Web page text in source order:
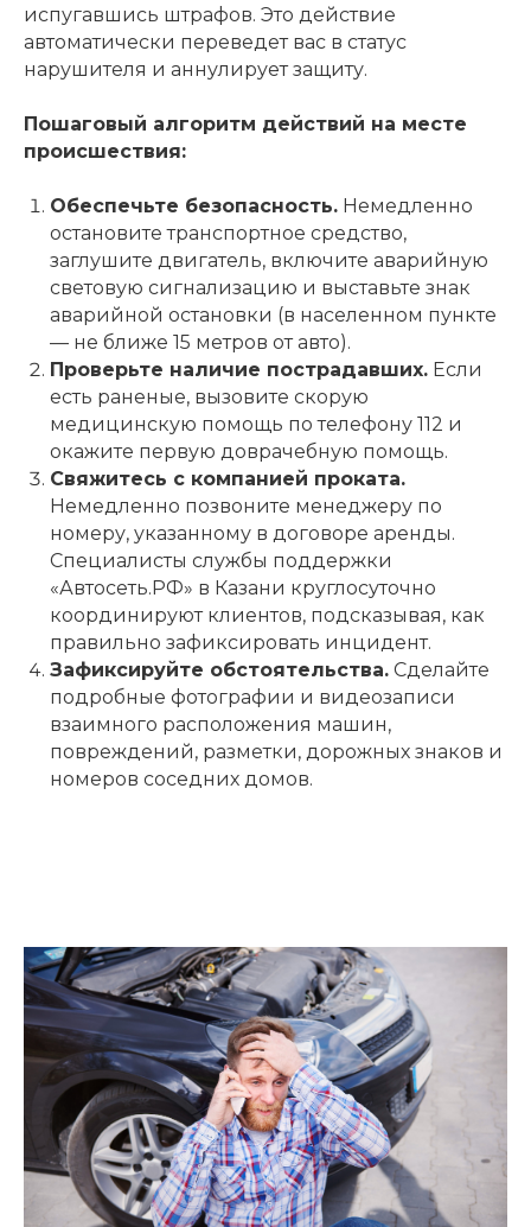
испугавшись штрафов. Это действие
автоматически переведет вас в статус
нарушителя и аннулирует защиту.
Пошаговый алгоритм действий на месте
происшествия:
Обеспечьте безопасность. Немедленно
остановите транспортное средство,
заглушите двигатель, включите аварийную
световую сигнализацию и выставьте знак
аварийной остановки (в населенном пункте
— не ближе 15 метров от авто).
Проверьте наличие пострадавших. Если
есть раненые, вызовите скорую
медицинскую помощь по телефону 112 и
окажите первую доврачебную помощь.
Свяжитесь с компанией проката.
Немедленно позвоните менеджеру по
номеру, указанному в договоре аренды.
Специалисты службы поддержки
«Автосеть.РФ» в Казани круглосуточно
координируют клиентов, подсказывая, как
правильно зафиксировать инцидент.
Зафиксируйте обстоятельства. Сделайте
подробные фотографии и видеозаписи
взаимного расположения машин,
повреждений, разметки, дорожных знаков и
номеров соседних домов.